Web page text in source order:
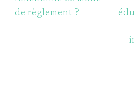
de règlement ?